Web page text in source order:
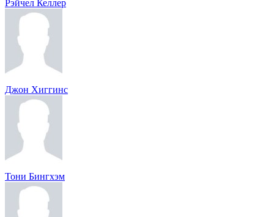
Рэйчел Келлер
Джон Хиггинс
Тони Бингхэм